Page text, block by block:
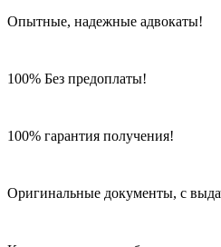
Опытные, надежные адвокаты!
100% Без предоплаты!
100% гарантия получения!
Оригинальные документы, с